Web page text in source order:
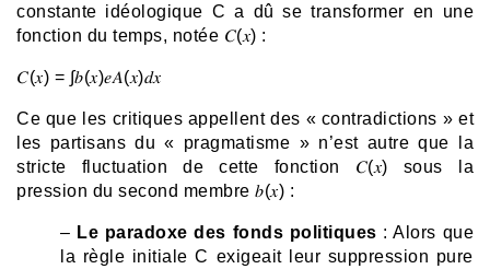
constante idéologique C a dû se transformer en une
fonction du temps, notée 𝐶(𝑥) :
𝐶(𝑥) = ∫𝑏(𝑥)𝑒𝐴(𝑥)𝑑𝑥
Ce que les critiques appellent des « contradictions » et
les partisans du « pragmatisme » n’est autre que la
stricte fluctuation de cette fonction 𝐶(𝑥) sous la
pression du second membre 𝑏(𝑥) :
– Le paradoxe des fonds politiques : Alors que
la règle initiale C exigeait leur suppression pure